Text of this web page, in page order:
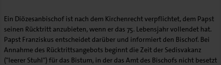
Ein Diözesanbischof ist nach dem Kirchenrecht verpflichtet, dem Papst
seinen Rücktritt anzubieten, wenn er das 75. Lebensjahr vollendet hat.
Papst Franziskus entscheidet darüber und informiert den Bischof. Bei
Annahme des Rücktrittsangebots beginnt die Zeit der Sedisvakanz
("leerer Stuhl") für das Bistum, in der das Amt des Bischofs nicht besetzt